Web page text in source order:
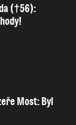
(†56):
Most: Byl